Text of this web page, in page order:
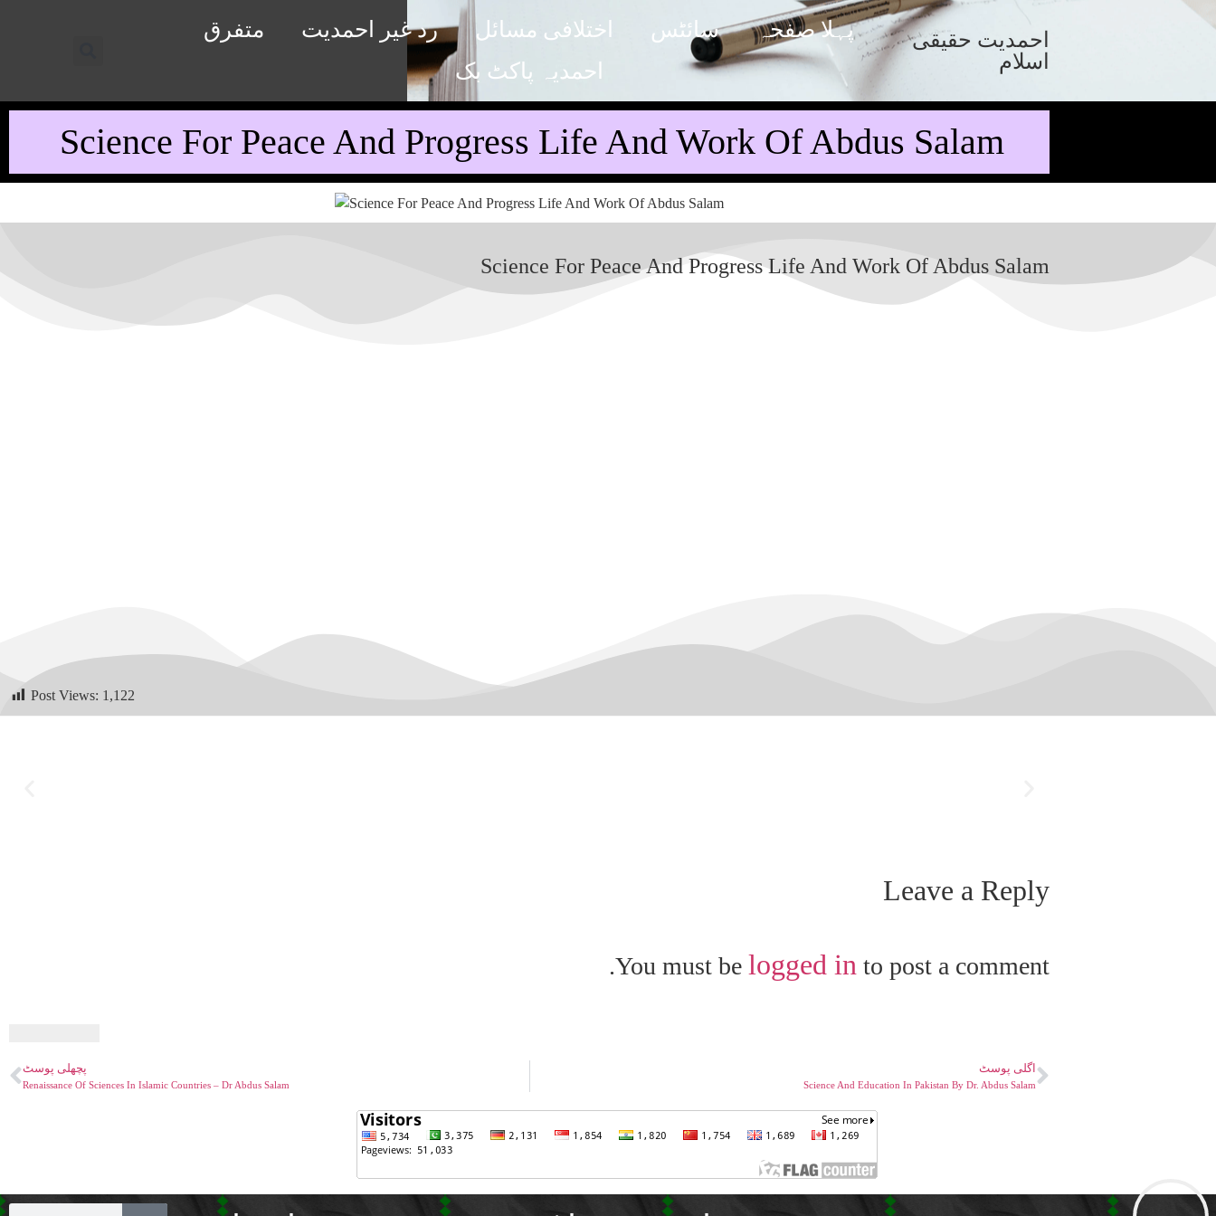
پہلا صفحہ سائٹس اختلافی مسائل رد غیر احمدیت
متفرق
احمدیہ پاکٹ بک
احمدیت حقیقی
اسلام
Science For Peace And Progress Life And Work Of Abdus Salam
Science For Peace And Progress Life And Work Of Abdus Salam
Post Views: 1,122
Leave a Reply
You must be logged in to post a comment.
پچھلی پوسٹ
Renaissance Of Sciences In Islamic Countries – Dr Abdus Salam
اگلی پوسٹ
Science And Education In Pakistan By Dr. Abdus Salam